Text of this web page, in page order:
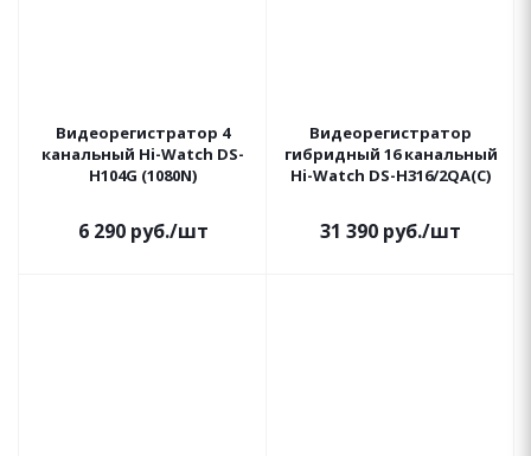
Видеорегистратор 4
канальный Hi-Watch DS-
H104G (1080N)
6 290руб./шт
Видеорегистратор
гибридный 16 канальный
Hi-Watch DS-H316/2QA(C)
31 390 руб./шт